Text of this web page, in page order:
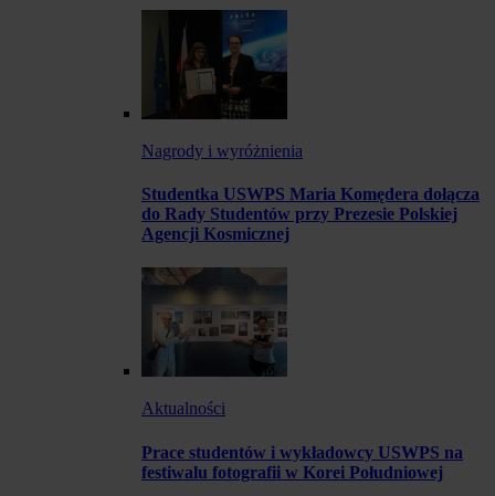
Nagrody i wyróżnienia
Studentka USWPS Maria Komędera dołącza
do Rady Studentów przy Prezesie Polskiej
Agencji Kosmicznej
Aktualności
Prace studentów i wykładowcy USWPS na
festiwalu fotografii w Korei Południowej